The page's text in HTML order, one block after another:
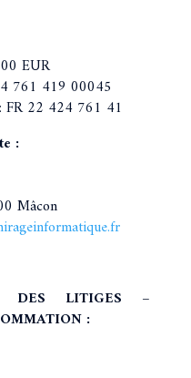
EUR
761 419 00045
FR 22 424 761 41
:
Mâcon
DES LITIGES –
: